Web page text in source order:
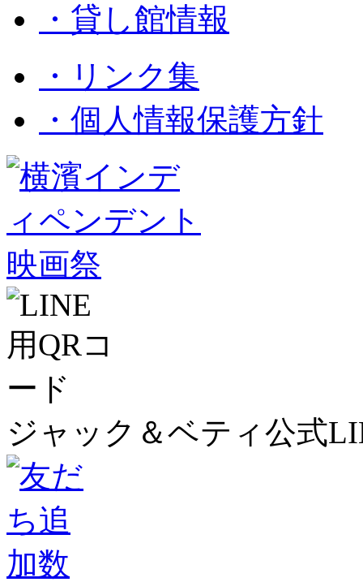
・貸し館情報
・リンク集
・個人情報保護方針
ジャック＆ベティ公式